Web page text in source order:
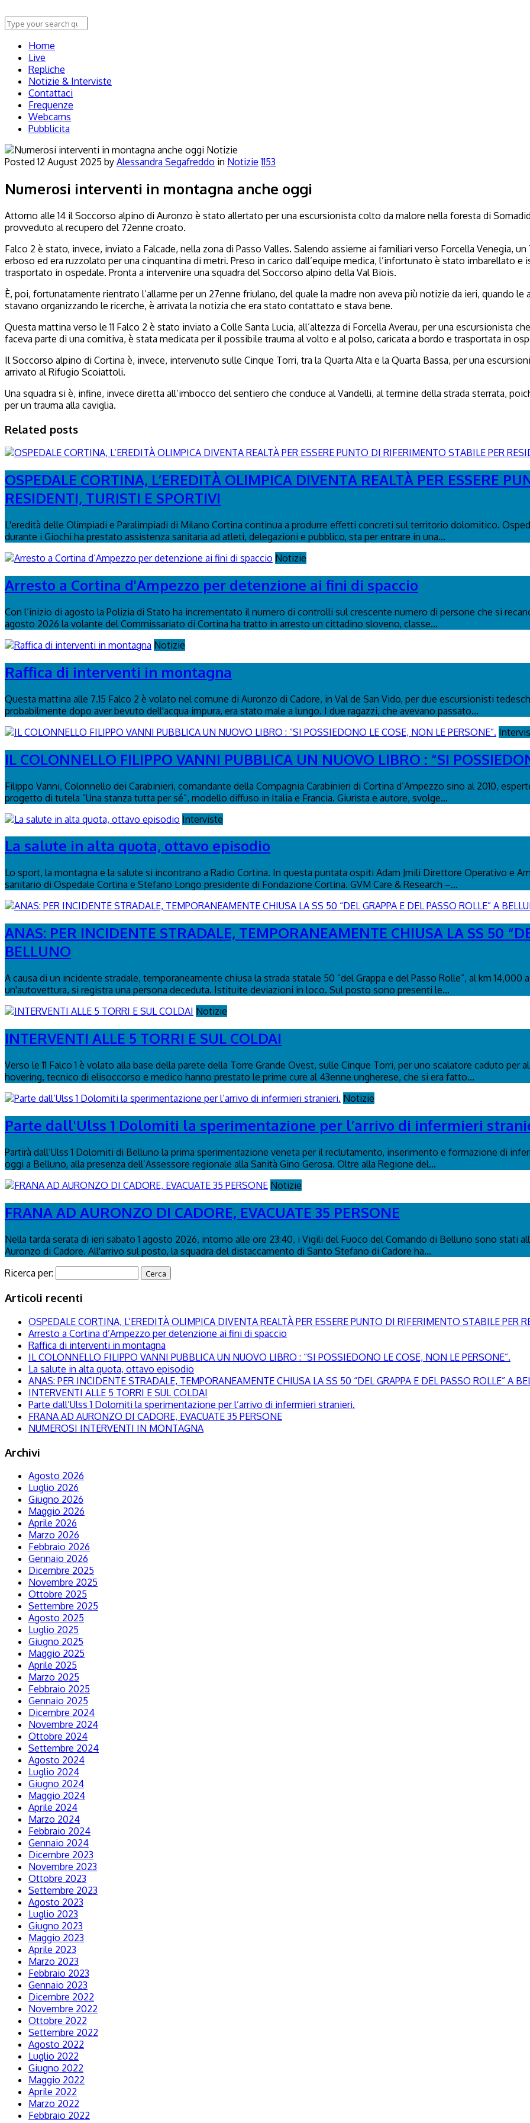
Home
Live
Repliche
Notizie & Interviste
Contattaci
Frequenze
Webcams
Pubblicita
Notizie
Posted12 August 2025 by Alessandra Segafreddo in Notizie 1153
Numerosi interventi in montagna anche oggi
Attorno alle 14 il Soccorso alpino di Auronzo è stato allertato per una escursionista colto da malore nella foresta di
provveduto al recupero del 72enne croato.
Falco 2 è stato, invece, inviato a Falcade, nella zona di Passo Valles. Salendo assieme ai familiari verso Forcella Venegia,
erboso ed era ruzzolato per una cinquantina di metri. Preso in carico dall’equipe medica, l’infortunato è stato imbarellato
trasportato in ospedale. Pronta a intervenire una squadra del Soccorso alpino della Val Biois.
È, poi, fortunatamente rientrato l’allarme per un 27enne friulano, del quale la madre non aveva più notizie da ieri, quando
stavano organizzando le ricerche, è arrivata la notizia che era stato contattato e stava bene.
Questa mattina verso le 11 Falco 2 è stato inviato a Colle Santa Lucia, all’altezza di Forcella Averau, per una escursionista
faceva parte di una comitiva, è stata medicata per il possibile trauma al volto e al polso, caricata a bordo e trasportata in
Il Soccorso alpino di Cortina è, invece, intervenuto sulle Cinque Torri, tra la Quarta Alta e la Quarta Bassa, per una
arrivato al Rifugio Scoiattoli.
Una squadra si è, infine, invece diretta all’imbocco del sentiero che conduce al Vandelli, al termine della strada sterrata,
per un trauma alla caviglia.
Related posts
OSPEDALE CORTINA, L’EREDITÀ OLIMPICA DIVENTA REALTÀ PER ESSERE
RESIDENTI, TURISTI E SPORTIVI
L'eredità delle Olimpiadi e Paralimpiadi di Milano Cortina continua a produrre effetti concreti sul territorio dolomitico.
durante i Giochi ha prestato assistenza sanitaria ad atleti, delegazioni e pubblico, sta per entrare in una...
Notizie
Arresto a Cortina d'Ampezzo per detenzione ai fini di spaccio
Con l’inizio di agosto la Polizia di Stato ha incrementato il numero di controlli sul crescente numero di persone che si
agosto 2026 la volante del Commissariato di Cortina ha tratto in arresto un cittadino sloveno, classe...
Notizie
Raffica di interventi in montagna
Questa mattina alle 7.15 Falco 2 è volato nel comune di Auronzo di Cadore, in Val de San Vido, per due escursionisti
probabilmente dopo aver bevuto dell'acqua impura, era stato male a lungo. I due ragazzi, che avevano passato...
IL COLONNELLO FILIPPO VANNI PUBBLICA UN NUOVO LIBRO : “SI
Filippo Vanni, Colonnello dei Carabinieri, comandante della Compagnia Carabinieri di Cortina d’Ampezzo sino al 2010,
progetto di tutela “Una stanza tutta per sé”, modello diffuso in Italia e Francia. Giurista e autore, svolge...
Interviste
La salute in alta quota, ottavo episodio
Lo sport, la montagna e la salute si incontrano a Radio Cortina. In questa puntata ospiti Adam Jmili Direttore Operativo e
sanitario di Ospedale Cortina e Stefano Longo presidente di Fondazione Cortina. GVM Care & Research –...
ANAS: PER INCIDENTE STRADALE, TEMPORANEAMENTE CHIUSA LA SS 50
BELLUNO
A causa di un incidente stradale, temporaneamente chiusa la strada statale 50 “del Grappa e del Passo Rolle”, al km
un'autovettura, si registra una persona deceduta. Istituite deviazioni in loco. Sul posto sono presenti le...
Notizie
INTERVENTI ALLE 5 TORRI E SUL COLDAI
Verso le 11 Falco 1 è volato alla base della parete della Torre Grande Ovest, sulle Cinque Torri, per uno scalatore caduto
hovering, tecnico di elisoccorso e medico hanno prestato le prime cure al 43enne ungherese, che si era fatto...
Notizie
Parte dall'Ulss 1 Dolomiti la sperimentazione per l’arrivo di infermieri
Partirà dall’Ulss 1 Dolomiti di Belluno la prima sperimentazione veneta per il reclutamento, inserimento e formazione di
oggi a Belluno, alla presenza dell’Assessore regionale alla Sanità Gino Gerosa. Oltre alla Regione del...
Notizie
FRANA AD AURONZO DI CADORE, EVACUATE 35 PERSONE
Nella tarda serata di ieri sabato 1 agosto 2026, intorno alle ore 23:40, i Vigili del Fuoco del Comando di Belluno sono stati
Auronzo di Cadore. All'arrivo sul posto, la squadra del distaccamento di Santo Stefano di Cadore ha...
Ricerca per:
Articoli recenti
OSPEDALE CORTINA, L’EREDITÀ OLIMPICA DIVENTA REALTÀ PER ESSERE PUNTO DI RIFERIMENTO STABILE PER
Arresto a Cortina d’Ampezzo per detenzione ai fini di spaccio
Raffica di interventi in montagna
IL COLONNELLO FILIPPO VANNI PUBBLICA UN NUOVO LIBRO : “SI POSSIEDONO LE COSE, NON LE PERSONE”.
La salute in alta quota, ottavo episodio
ANAS: PER INCIDENTE STRADALE, TEMPORANEAMENTE CHIUSA LA SS 50 “DEL GRAPPA E DEL PASSO ROLLE” A
INTERVENTI ALLE 5 TORRI E SUL COLDAI
Parte dall’Ulss 1 Dolomiti la sperimentazione per l’arrivo di infermieri stranieri.
FRANA AD AURONZO DI CADORE, EVACUATE 35 PERSONE
NUMEROSI INTERVENTI IN MONTAGNA
Archivi
Agosto 2026
Luglio 2026
Giugno 2026
Maggio 2026
Aprile 2026
Marzo 2026
Febbraio 2026
Gennaio 2026
Dicembre 2025
Novembre 2025
Ottobre 2025
Settembre 2025
Agosto 2025
Luglio 2025
Giugno 2025
Maggio 2025
Aprile 2025
Marzo 2025
Febbraio 2025
Gennaio 2025
Dicembre 2024
Novembre 2024
Ottobre 2024
Settembre 2024
Agosto 2024
Luglio 2024
Giugno 2024
Maggio 2024
Aprile 2024
Marzo 2024
Febbraio 2024
Gennaio 2024
Dicembre 2023
Novembre 2023
Ottobre 2023
Settembre 2023
Agosto 2023
Luglio 2023
Giugno 2023
Maggio 2023
Aprile 2023
Marzo 2023
Febbraio 2023
Gennaio 2023
Dicembre 2022
Novembre 2022
Ottobre 2022
Settembre 2022
Agosto 2022
Luglio 2022
Giugno 2022
Maggio 2022
Aprile 2022
Marzo 2022
Febbraio 2022